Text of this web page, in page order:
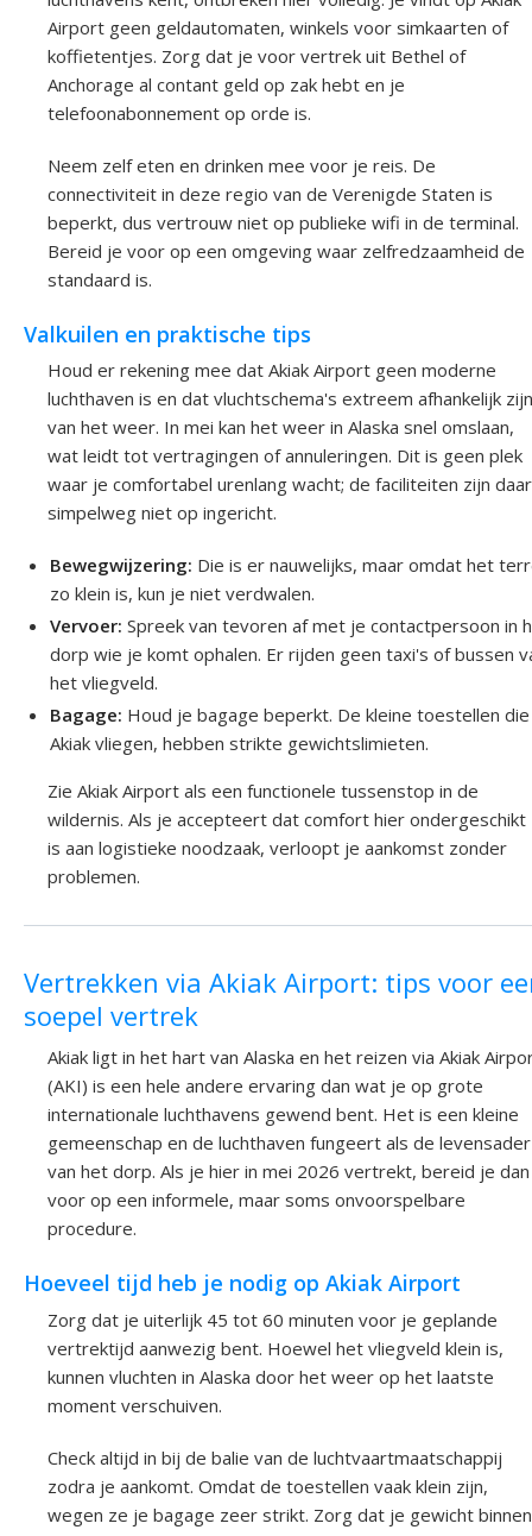
Airport geen geldautomaten, winkels voor simkaarten of
koffietentjes. Zorg dat je voor vertrek uit Bethel of
Anchorage al contant geld op zak hebt en je
telefoonabonnement op orde is.
Neem zelf eten en drinken mee voor je reis. De
connectiviteit in deze regio van de Verenigde Staten is
beperkt, dus vertrouw niet op publieke wifi in de terminal.
Bereid je voor op een omgeving waar zelfredzaamheid de
standaard is.
Valkuilen en praktische tips
Houd er rekening mee dat Akiak Airport geen moderne
luchthaven is en dat vluchtschema's extreem afhankelijk zijn
van het weer. In mei kan het weer in Alaska snel omslaan,
wat leidt tot vertragingen of annuleringen. Dit is geen plek
waar je comfortabel urenlang wacht; de faciliteiten zijn daar
simpelweg niet op ingericht.
Bewegwijzering: Die is er nauwelijks, maar omdat het
zo klein is, kun je niet verdwalen.
Vervoer: Spreek van tevoren af met je contactpersoon in
dorp wie je komt ophalen. Er rijden geen taxi's of bussen
het vliegveld.
Bagage: Houd je bagage beperkt. De kleine toestellen
Akiak vliegen, hebben strikte gewichtslimieten.
Zie Akiak Airport als een functionele tussenstop in de
wildernis. Als je accepteert dat comfort hier ondergeschikt
is aan logistieke noodzaak, verloopt je aankomst zonder
problemen.
Vertrekken via Akiak Airport: tips voor
soepel vertrek
Akiak ligt in het hart van Alaska en het reizen via Akiak
(AKI) is een hele andere ervaring dan wat je op grote
internationale luchthavens gewend bent. Het is een kleine
gemeenschap en de luchthaven fungeert als de levensader
van het dorp. Als je hier in mei 2026 vertrekt, bereid je dan
voor op een informele, maar soms onvoorspelbare
procedure.
Hoeveel tijd heb je nodig op Akiak Airport
Zorg dat je uiterlijk 45 tot 60 minuten voor je geplande
vertrektijd aanwezig bent. Hoewel het vliegveld klein is,
kunnen vluchten in Alaska door het weer op het laatste
moment verschuiven.
Check altijd in bij de balie van de luchtvaartmaatschappij
zodra je aankomt. Omdat de toestellen vaak klein zijn,
wegen ze je bagage zeer strikt. Zorg dat je gewicht binnen